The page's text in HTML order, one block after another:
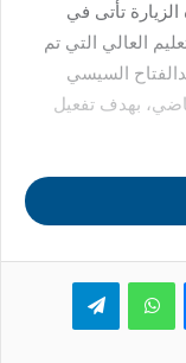
تأتى في
العالي التي تم
السيسي
بهدف تفعيل
الأكاديمي
اللقاء تشكيل لجنة
على أن تختص
مجال التعليم
وتبادل أعضاء هيئة
ماسنجر واتساب تيلقرام